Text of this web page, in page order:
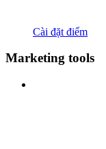
Cài đặt điểm
Marketing tools